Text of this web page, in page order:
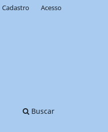
Buscar
Cadastro Acesso